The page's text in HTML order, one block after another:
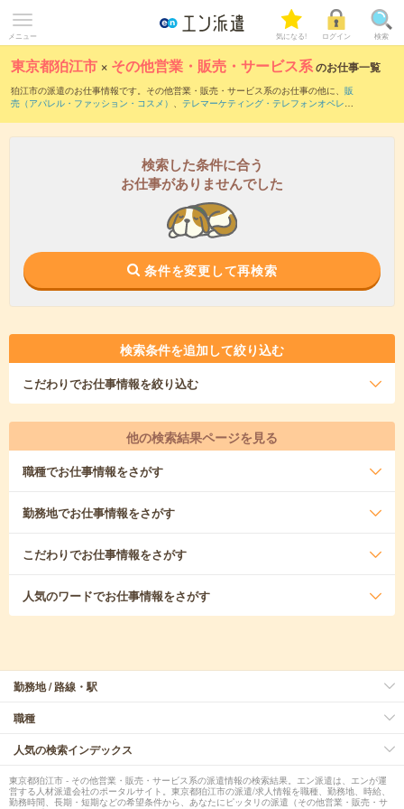
メニュー 気になる! ログイン 検索
東京都狛江市 × その他営業・販売・サービス系のお仕事一覧
狛江市の派遣のお仕事情報です。その他営業・販売・サービス系のお仕事の他に、 販
売（アパレル・ファッション・コスメ） 、 テレマーケティング・テレフォンオペレー
でいただけます。
検索した条件に合う
お仕事がありませんでした
条件を変更して再検索
検索条件を追加して絞り込む
こだわりでお仕事情報を絞り込む
他の検索結果ページを見る
職種でお仕事情報をさがす
勤務地でお仕事情報をさがす
こだわりでお仕事情報をさがす
人気のワードでお仕事情報をさがす
勤務地 / 路線・駅
職種
人気の検索インデックス
東京都狛江市 - その他営業・販売・サービス系の派遣情報の検索結果。エン派遣は、エンが運
営する人材派遣会社のポータルサイト。東京都狛江市の派遣/求人情報を職種、勤務地、時給、
勤務時間、長期・短期などの希望条件から、あなたにピッタリの派遣（その他営業・販売・サ